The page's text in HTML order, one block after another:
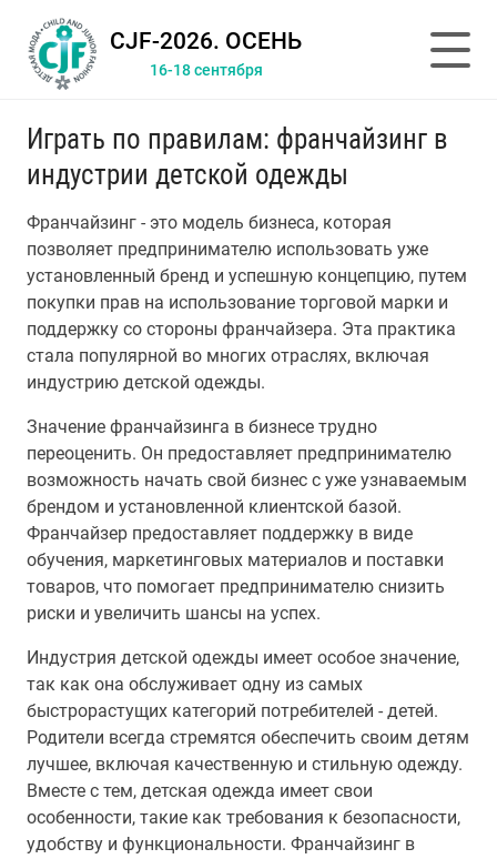
CJF-2026. ОСЕНЬ
16-18 сентября
Играть по правилам: франчайзинг в
индустрии детской одежды
Франчайзинг - это модель бизнеса, которая
позволяет предпринимателю использовать уже
установленный бренд и успешную концепцию, путем
покупки прав на использование торговой марки и
поддержку со стороны франчайзера. Эта практика
стала популярной во многих отраслях, включая
индустрию детской одежды.
Значение франчайзинга в бизнесе трудно
переоценить. Он предоставляет предпринимателю
возможность начать свой бизнес с уже узнаваемым
брендом и установленной клиентской базой.
Франчайзер предоставляет поддержку в виде
обучения, маркетинговых материалов и поставки
товаров, что помогает предпринимателю снизить
риски и увеличить шансы на успех.
Индустрия детской одежды имеет особое значение,
так как она обслуживает одну из самых
быстрорастущих категорий потребителей - детей.
Родители всегда стремятся обеспечить своим детям
лучшее, включая качественную и стильную одежду.
Вместе с тем, детская одежда имеет свои
особенности, такие как требования к безопасности,
удобству и функциональности. Франчайзинг в